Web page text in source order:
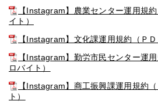
【Instagram】農業センター運用規
イト）
【Instagram】文化課運用規約（Ｐ
【Instagram】勤労市民センター運
ロバイト）
【Instagram】商工振興課運用規約
ト）